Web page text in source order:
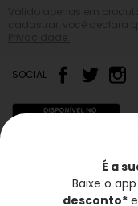
SOCIAL
Frete grátis*
É a
Baixe o
desconto*